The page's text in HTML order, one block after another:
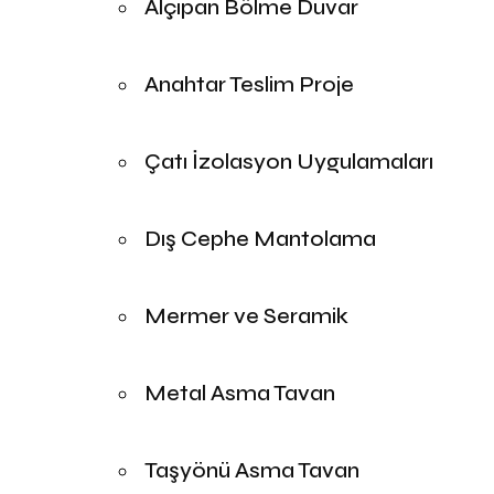
Alçıpan Bölme Duvar
Anahtar Teslim Proje
Çatı İzolasyon Uygulamaları
Dış Cephe Mantolama
Mermer ve Seramik
Metal Asma Tavan
Taşyönü Asma Tavan